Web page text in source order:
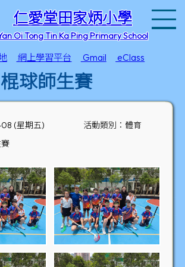
仁愛堂田家炳小學
Oi Tong Tin Ka Ping Primary School
網上學習平台 Gmail eClass
球師生賽
(星期五)
活動類別：體育